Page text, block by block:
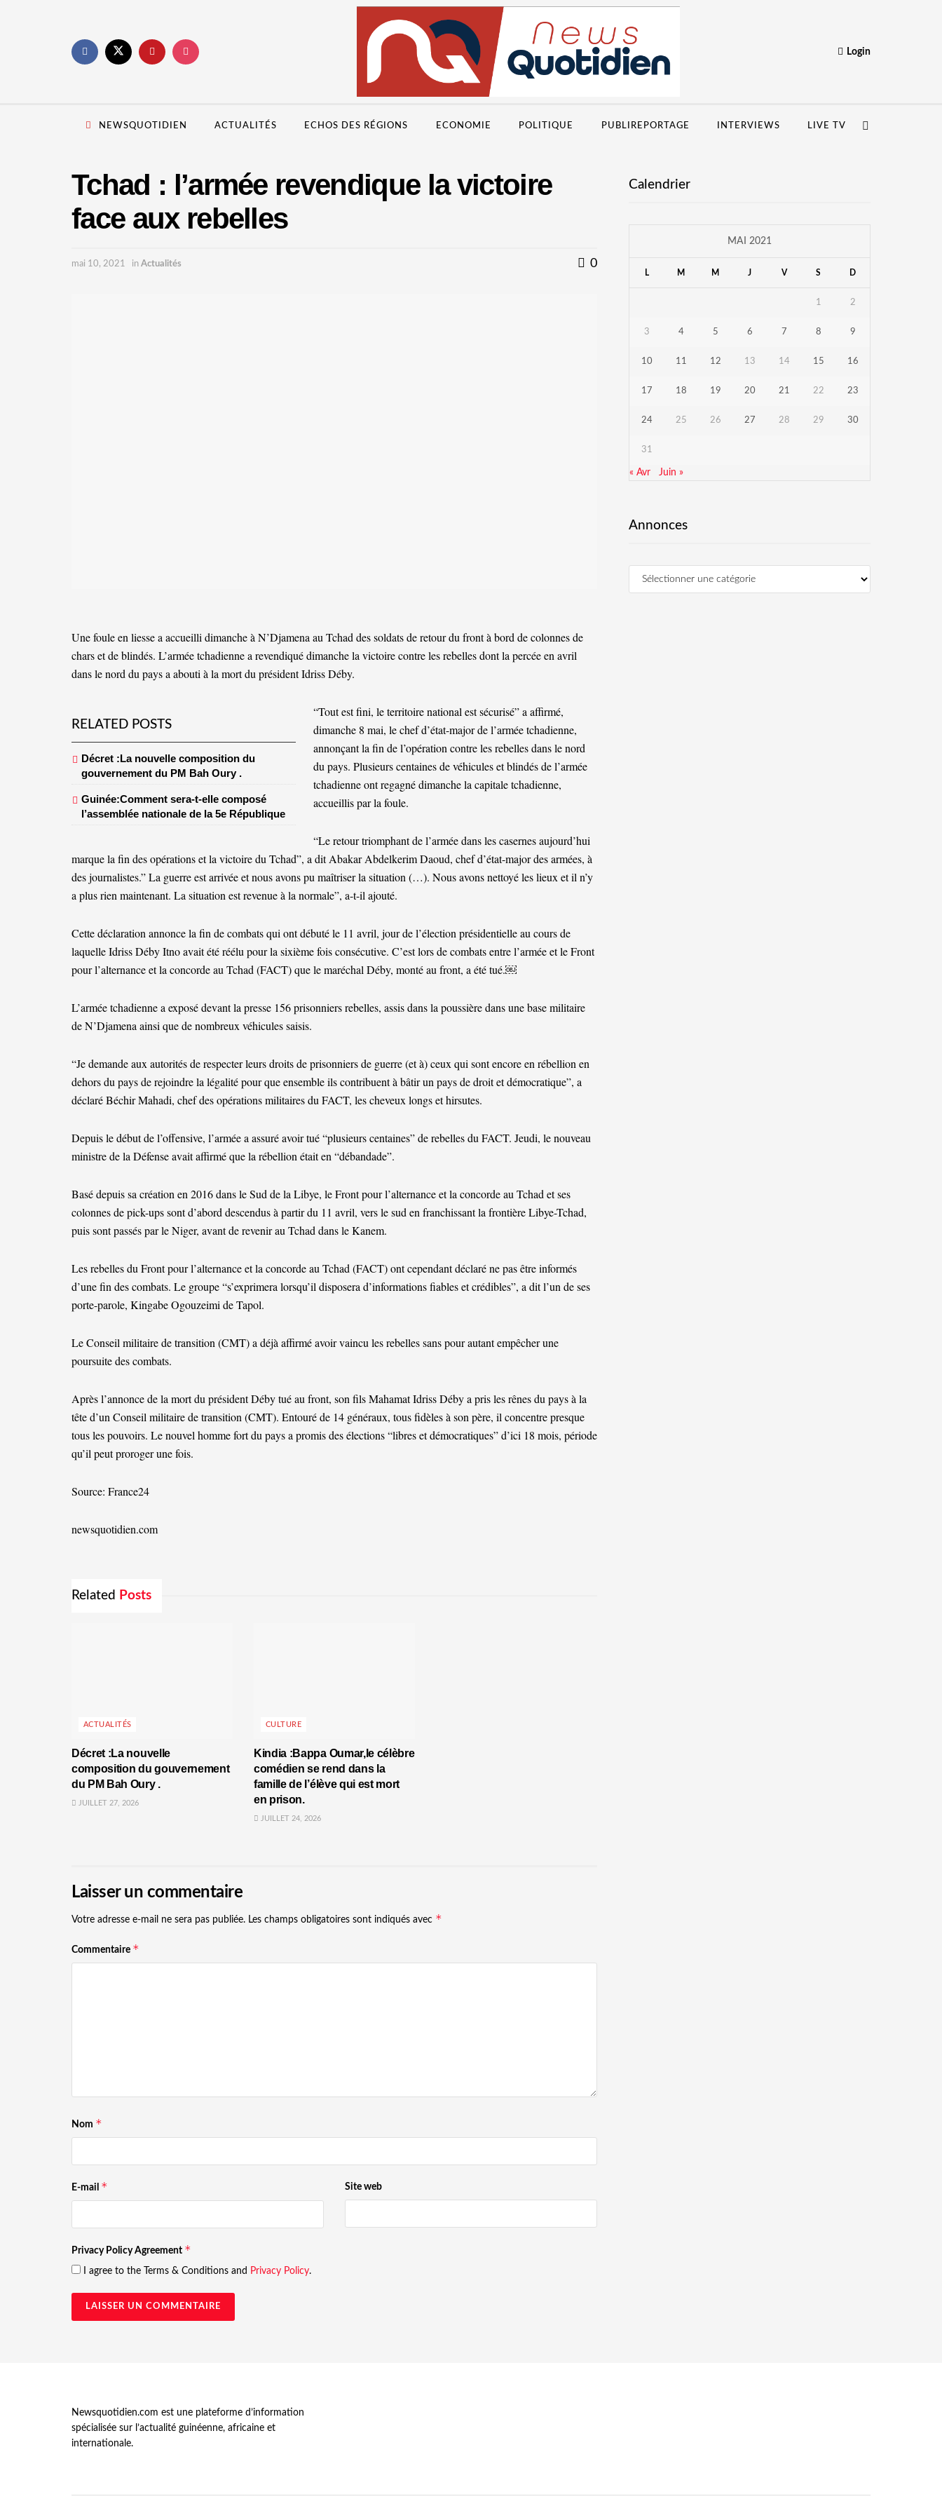
Login
NEWSQUOTIDIEN ACTUALITÉS ECHOS DES RÉGIONS ECONOMIE POLITIQUE PUBLIREPORTAGE INTERVIEWS LIVE TV
Tchad : l’armée revendique la victoire
face aux rebelles
mai 10, 2021 in Actualités 0
Une foule en liesse a accueilli dimanche à N’Djamena au Tchad des soldats de retour du front à bord de colonnes de
chars et de blindés. L’armée tchadienne a revendiqué dimanche la victoire contre les rebelles dont la percée en avril
dans le nord du pays a abouti à la mort du président Idriss Déby.
RELATED POSTS
Décret :La nouvelle composition du
gouvernement du PM Bah Oury .
Guinée:Comment sera-t-elle composé
l’assemblée nationale de la 5e République
“Tout est fini, le territoire national est sécurisé” a affirmé,
dimanche 8 mai, le chef d’état-major de l’armée tchadienne,
annonçant la fin de l’opération contre les rebelles dans le nord
du pays. Plusieurs centaines de véhicules et blindés de l’armée
tchadienne ont regagné dimanche la capitale tchadienne,
accueillis par la foule.
“Le retour triomphant de l’armée dans les casernes aujourd’hui
marque la fin des opérations et la victoire du Tchad”, a dit Abakar Abdelkerim Daoud, chef d’état-major des armées, à
des journalistes.” La guerre est arrivée et nous avons pu maîtriser la situation (…). Nous avons nettoyé les lieux et il n’y
a plus rien maintenant. La situation est revenue à la normale”, a-t-il ajouté.
Cette déclaration annonce la fin de combats qui ont débuté le 11 avril, jour de l’élection présidentielle au cours de
laquelle Idriss Déby Itno avait été réélu pour la sixième fois consécutive. C’est lors de combats entre l’armée et le Front
pour l’alternance et la concorde au Tchad (FACT) que le maréchal Déby, monté au front, a été tué.￼
L’armée tchadienne a exposé devant la presse 156 prisonniers rebelles, assis dans la poussière dans une base militaire
de N’Djamena ainsi que de nombreux véhicules saisis.
“Je demande aux autorités de respecter leurs droits de prisonniers de guerre (et à) ceux qui sont encore en rébellion en
dehors du pays de rejoindre la légalité pour que ensemble ils contribuent à bâtir un pays de droit et démocratique”, a
déclaré Béchir Mahadi, chef des opérations militaires du FACT, les cheveux longs et hirsutes.
Depuis le début de l’offensive, l’armée a assuré avoir tué “plusieurs centaines” de rebelles du FACT. Jeudi, le nouveau
ministre de la Défense avait affirmé que la rébellion était en “débandade”.
Basé depuis sa création en 2016 dans le Sud de la Libye, le Front pour l’alternance et la concorde au Tchad et ses
colonnes de pick-ups sont d’abord descendus à partir du 11 avril, vers le sud en franchissant la frontière Libye-Tchad,
puis sont passés par le Niger, avant de revenir au Tchad dans le Kanem.
Les rebelles du Front pour l’alternance et la concorde au Tchad (FACT) ont cependant déclaré ne pas être informés
d’une fin des combats. Le groupe “s’exprimera lorsqu’il disposera d’informations fiables et crédibles”, a dit l’un de ses
porte-parole, Kingabe Ogouzeimi de Tapol.
Le Conseil militaire de transition (CMT) a déjà affirmé avoir vaincu les rebelles sans pour autant empêcher une
poursuite des combats.
Après l’annonce de la mort du président Déby tué au front, son fils Mahamat Idriss Déby a pris les rênes du pays à la
tête d’un Conseil militaire de transition (CMT). Entouré de 14 généraux, tous fidèles à son père, il concentre presque
tous les pouvoirs. Le nouvel homme fort du pays a promis des élections “libres et démocratiques” d’ici 18 mois, période
qu’il peut proroger une fois.
Source: France24
newsquotidien.com
Related Posts
ACTUALITÉS
Décret :La nouvelle
composition du gouvernement
du PM Bah Oury .
JUILLET 27, 2026
CULTURE
Kindia :Bappa Oumar,le célèbre
comédien se rend dans la
famille de l’élève qui est mort
en prison.
JUILLET 24, 2026
Laisser un commentaire
Votre adresse e-mail ne sera pas publiée. Les champs obligatoires sont indiqués avec *
Commentaire *
Nom *
E-mail * Site web
Privacy Policy Agreement *
I agree to the Terms & Conditions and Privacy Policy.
Calendrier
MAI 2021
L M M J V S D
1 2
3 4 5 6 7 8 9
10 11 12 13 14 15 16
17 18 19 20 21 22 23
24 25 26 27 28 29 30
31
« Avr Juin »
Annonces
Newsquotidien.com est une plateforme d’information
spécialisée sur l’actualité guinéenne, africaine et
internationale.